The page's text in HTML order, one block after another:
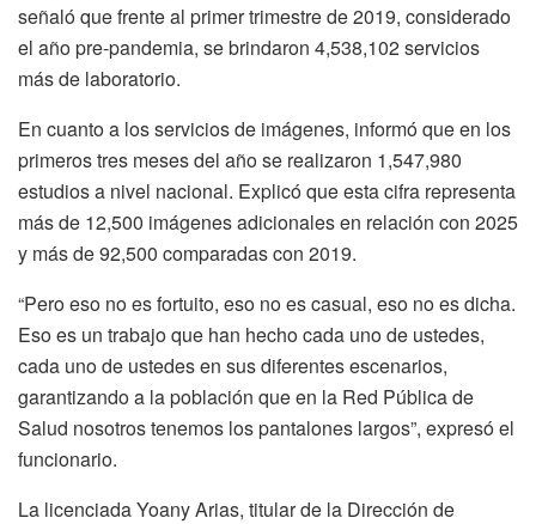
señaló que frente al primer trimestre de 2019, considerado
el año pre-pandemia, se brindaron 4,538,102 servicios
más de laboratorio.
En cuanto a los servicios de imágenes, informó que en los
primeros tres meses del año se realizaron 1,547,980
estudios a nivel nacional. Explicó que esta cifra representa
más de 12,500 imágenes adicionales en relación con 2025
y más de 92,500 comparadas con 2019.
“Pero eso no es fortuito, eso no es casual, eso no es dicha.
Eso es un trabajo que han hecho cada uno de ustedes,
cada uno de ustedes en sus diferentes escenarios,
garantizando a la población que en la Red Pública de
Salud nosotros tenemos los pantalones largos”, expresó el
funcionario.
La licenciada Yoany Arias, titular de la Dirección de